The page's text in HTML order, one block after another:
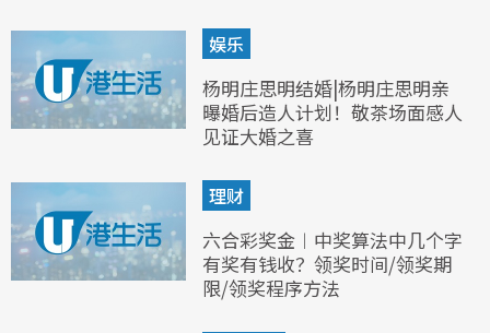
娱乐
杨明庄思明结婚|杨明庄思明亲
曝婚后造人计划！敬茶场面感人
见证大婚之喜
理财
六合彩奖金︱中奖算法中几个字
有奖有钱收？领奖时间/领奖期
限/领奖程序方法